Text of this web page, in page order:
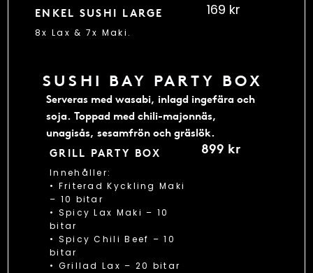
ENKEL SUSHI LARGE
8x Lax & 7x Maki.
169 kr
SUSHI BAY PARTY BOX
Serveras med wasabi, inlagd ingefära och
soja. Toppad med chili-majonnäs,
unagisås, sesamfrön och gräslök.
GRILL PARTY BOX
Innehåller:
• Friterad Kyckling Maki
– 10 bitar
• Spicy Lax Maki – 10
bitar
• Spicy Chili Beef – 10
bitar
• Grillad Lax – 20 bitar
899 kr